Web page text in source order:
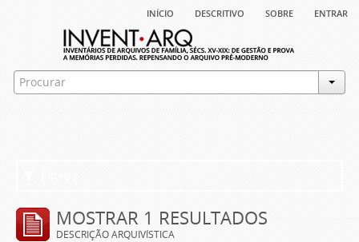
início descritivo sobre entrar
MOSTRAR 1 RESULTADOS
DESCRIÇÃO ARQUIVÍSTICA